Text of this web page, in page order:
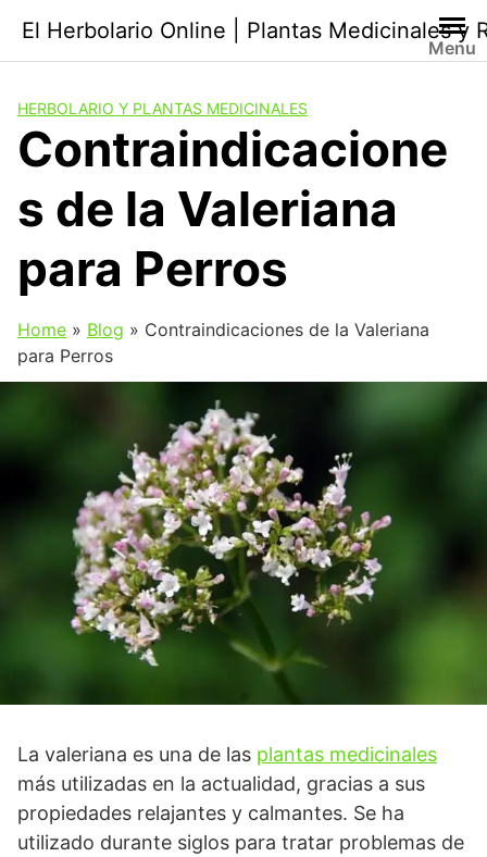
contenido
El Herbolario Online | Plantas Medicinales y
Menu
HERBOLARIO Y PLANTAS MEDICINALES
Contraindicacione
s de la Valeriana
para Perros
Home » Blog » Contraindicaciones de la Valeriana
para Perros
La valeriana es una de las plantas medicinales
más utilizadas en la actualidad, gracias a sus
propiedades relajantes y calmantes. Se ha
utilizado durante siglos para tratar problemas de